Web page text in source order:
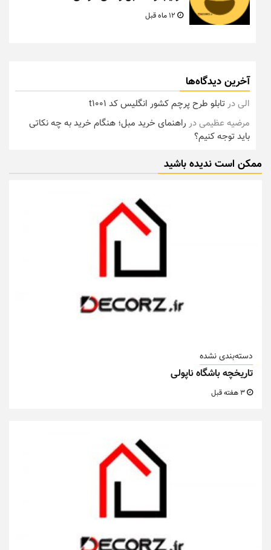
آخرین دیدگاه‌ها
الیدرتابلو طرح پرچم کشور انگلیس کد t1001
مرضیه عظیمیدر راهنمای خرید مبل؛ هنگام خرید به چه نکاتی
باید توجه کنیم؟
ممکن است ندیده باشید
دسته‌بندی نشده
تاریخچه باشگاه ناپولی